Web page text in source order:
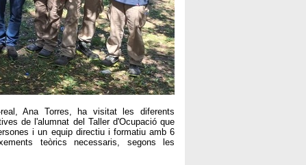
Ana Torres, ha visitat les diferents
de l'alumnat del Taller d'Ocupació que
i un equip directiu i formatiu amb 6
teòrics necessaris, segons les